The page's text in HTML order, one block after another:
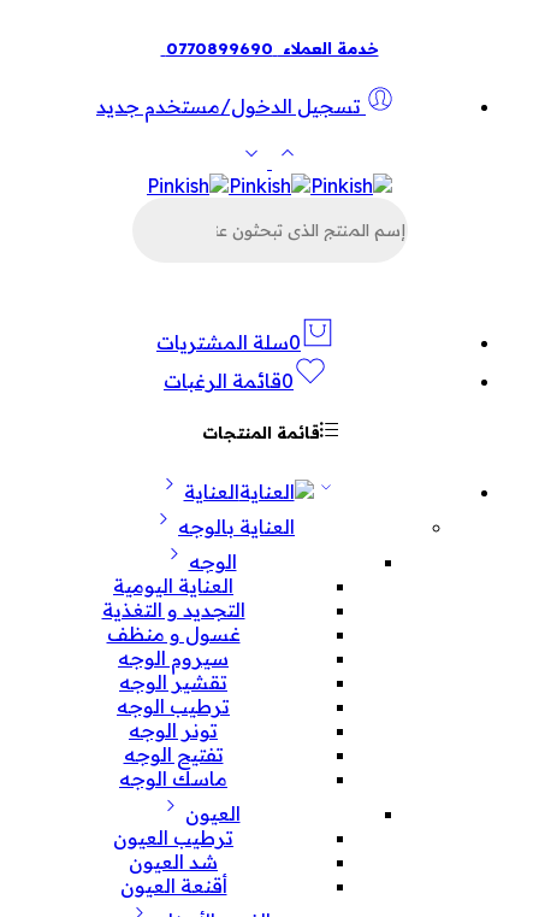
خدمة العملاء 0770899690
تسجيل الدخول/مستخدم جديد
عن
0سلة المشتريات
0قائمة الرغبات
قائمة المنتجات
العناية
العناية بالوجه
الوجه
العناية اليومية
التجديد و التغذية
غسول و منظف
سيروم الوجه
تقشير الوجه
ترطيب الوجه
تونر الوجه
تفتيح الوجه
ماسك الوجه
العيون
ترطيب العيون
شد العيون
أقنعة العيون